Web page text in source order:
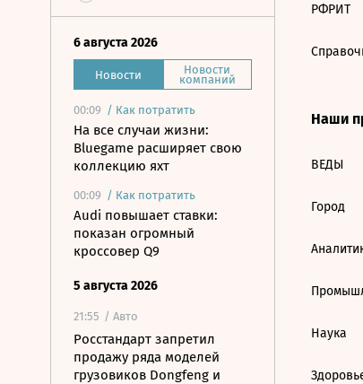
6 августа 2026
Новости Новости
компаний
00:09 / Как потратить
На все случаи жизни:
Bluegame расширяет свою
коллекцию яхт
00:09 / Как потратить
Audi повышает ставки:
показан огромный
кроссовер Q9
5 августа 2026
21:55 / Авто
Росстандарт запретил
продажу ряда моделей
грузовиков Dongfeng и
РФРИТ
Наши
ВЕДЫ
Город
Наука